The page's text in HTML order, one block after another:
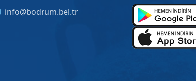
info@bodrum.bel.tr